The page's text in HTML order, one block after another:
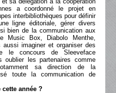
a coordonné le projet en
interbibliothèques pour définir
ligne éditoriale, gérer divers
bien de la communication aux
Music Box, Diabolo Menthe,
aussi imaginer et organiser des
le concours de Sleeveface
les partenaires comme
sa direction de la
toute la communication de
année ?